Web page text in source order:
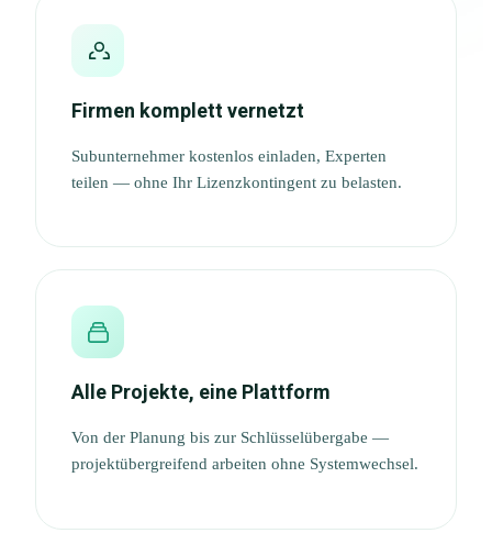
Firmen komplett vernetzt
Subunternehmer kostenlos einladen, Experten
teilen — ohne Ihr Lizenzkontingent zu belasten.
Alle Projekte, eine Plattform
Von der Planung bis zur Schlüsselübergabe —
projektübergreifend arbeiten ohne Systemwechsel.